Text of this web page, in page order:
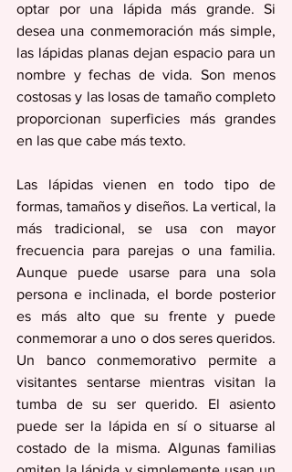
optar por una lápida más grande. Si
desea una conmemoración más simple,
las lápidas planas dejan espacio para un
nombre y fechas de vida. Son menos
costosas y las losas de tamaño completo
proporcionan superficies más grandes
en las que cabe más texto.
Las lápidas vienen en todo tipo de
formas, tamaños y diseños. La vertical, la
más tradicional, se usa con mayor
frecuencia para parejas o una familia.
Aunque puede usarse para una sola
persona e inclinada, el borde posterior
es más alto que su frente y puede
conmemorar a uno o dos seres queridos.
Un banco conmemorativo permite a
visitantes sentarse mientras visitan la
tumba de su ser querido. El asiento
puede ser la lápida en sí o situarse al
costado de la misma. Algunas familias